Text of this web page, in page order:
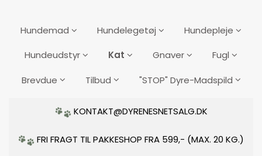
Hundemad Hundelegetøj Hundepleje
Hundeudstyr Kat Gnaver Fugl
Brevdue Tilbud "STOP" Dyre-Madspild
KONTAKT@DYRENESNETSALG.DK
FRI FRAGT TIL PAKKESHOP FRA 599,- (MAX. 20 KG.)